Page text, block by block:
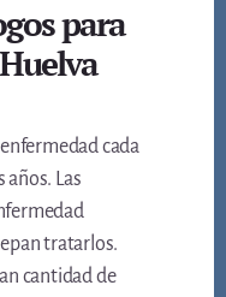
para
cada
Las
tratarlos.
cantidad de